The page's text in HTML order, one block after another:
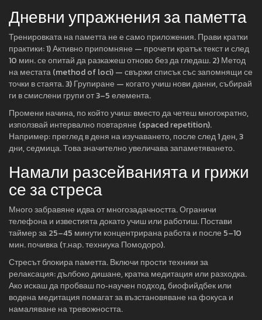
Дневни упражнения за паметта
Тренировката на паметта не е само приложения. Прави кратки
практики: 1) Активно припомняне — прочети кратък текст и след
10 мин. се опитай да разкажеш отново без да гледаш. 2) Метод
на местата (method of loci) — свържи списък със запомнящи се
точки в стаята. 3) Групиране — когато учиш нови данни, събирай
ги в смислени групи от 3–5 елемента.
Промени начина, по който учиш: вместо да четеш многократно,
използвай интервално повтаряне (spaced repetition).
Например: преглед в деня на изучаването, после след 1 ден, 3
дни, седмица. Това значително увеличава запаметяването.
Намали разсейванията и грижи
се за стреса
Много забравяне идва от многозадачността. Ограничи
телефона и известията докато учиш или работиш. Постави
таймер за 25–45 минути концентрирана работа и после 5–10
мин. почивка (т.нар. техниука Помодоро).
Стресът блокира паметта. Включи прости техники за
релаксация: дълбоко дишане, кратка медитация или разходка.
Ако искаш да пробваш по‑научен подход, биофийдбек или
водена медитация помагат за възстановяване на фокуса и
намаляване на тревожността.